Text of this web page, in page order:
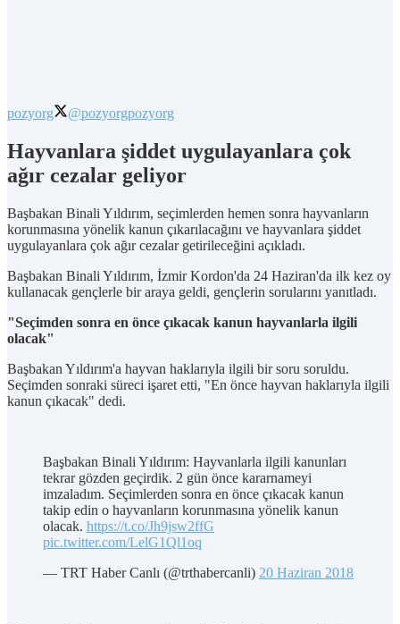
pozyorg @pozyorgpozyorg
Hayvanlara şiddet uygulayanlara çok
ağır cezalar geliyor
Başbakan Binali Yıldırım, seçimlerden hemen sonra hayvanların
korunmasına yönelik kanun çıkarılacağını ve hayvanlara şiddet
uygulayanlara çok ağır cezalar getirileceğini açıkladı.
Başbakan Binali Yıldırım, İzmir Kordon'da 24 Haziran'da ilk kez oy
kullanacak gençlerle bir araya geldi, gençlerin sorularını yanıtladı.
"Seçimden sonra en önce çıkacak kanun hayvanlarla ilgili
olacak"
Başbakan Yıldırım'a hayvan haklarıyla ilgili bir soru soruldu.
Seçimden sonraki süreci işaret etti, "En önce hayvan haklarıyla ilgili
kanun çıkacak" dedi.
Başbakan Binali Yıldırım: Hayvanlarla ilgili kanunları
tekrar gözden geçirdik. 2 gün önce kararnameyi
imzaladım. Seçimlerden sonra en önce çıkacak kanun
takip edin o hayvanların korunmasına yönelik kanun
olacak. https://t.co/Jh9jsw2ffG
pic.twitter.com/LelG1Ql1oq
— TRT Haber Canlı (@trthabercanli) 20 Haziran 2018